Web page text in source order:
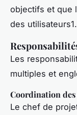
objectifs et que
des utilisateurs1.
Les
multiples et
Coordination des
Le chef de